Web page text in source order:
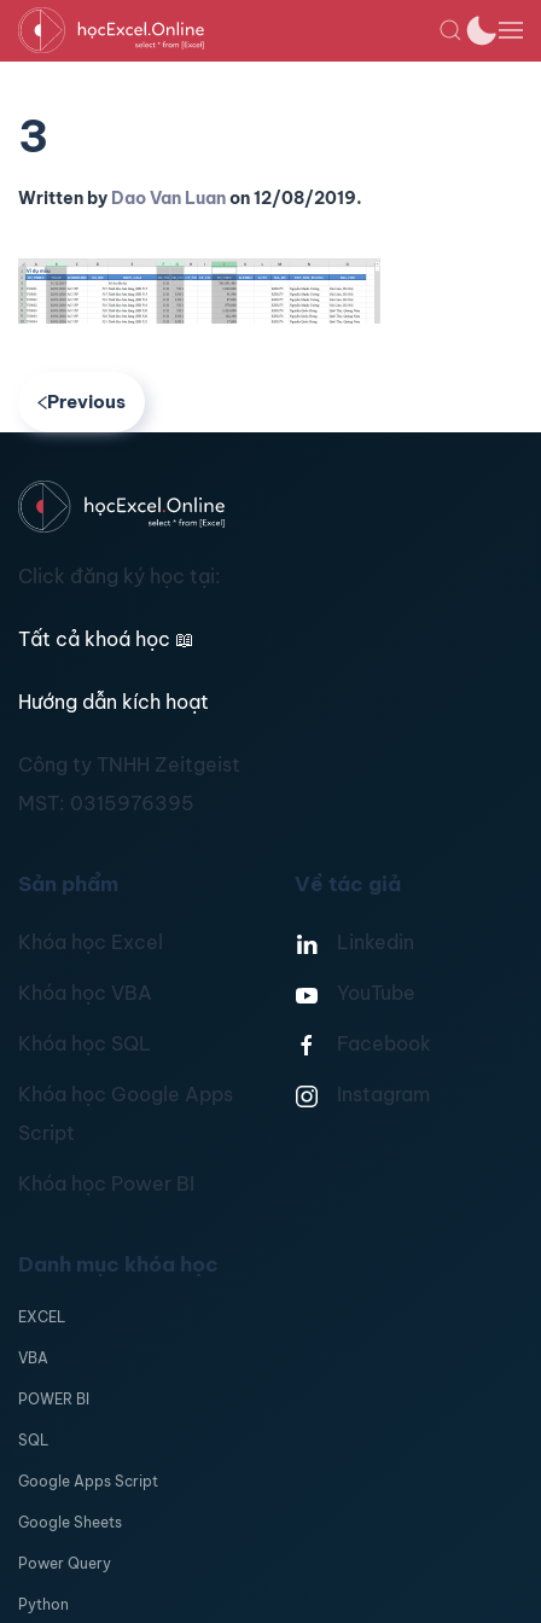
3
Written by Dao Van Luanon12/08/2019.
Previous
Click đăng ký học tại:
Tất cả khoá học 📖
Hướng dẫn kích hoạt
Công ty TNHH Zeitgeist
MST: 0315976395
Sản phẩm
Khóa học Excel
Khóa học VBA
Khóa học SQL
Khóa học Google Apps
Script
Khóa học Power BI
Về tác giả
Linkedin
YouTube
Facebook
Instagram
Danh mục khóa học
EXCEL
VBA
POWER BI
SQL
Google Apps Script
Google Sheets
Power Query
Python